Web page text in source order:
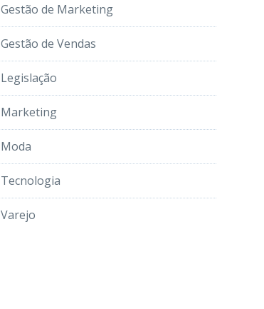
Gestão de Marketing
Gestão de Vendas
Legislação
Marketing
Moda
Tecnologia
Varejo